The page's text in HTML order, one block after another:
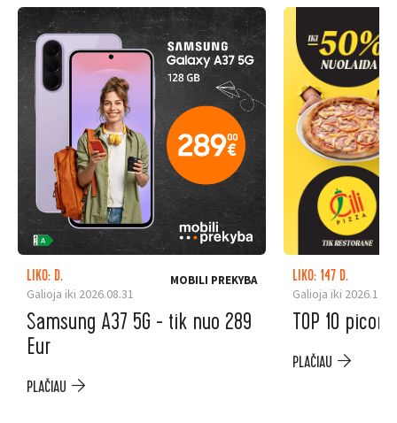
LIKO: D.
Galioja iki 2026.08.31
MOBILI PREKYBA
Samsung A37 5G - tik nuo 289
Eur
PLAČIAU
LIKO: 147 D.
Galioja iki
TOP 10
PLAČIAU